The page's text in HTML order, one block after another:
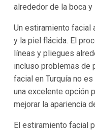
alrededor de la boca
Un estiramiento facial
y la piel flácida. El
líneas y pliegues
incluso problemas de
facial en Turquía no
una excelente opción
mejorar la apariencia
El estiramiento facial